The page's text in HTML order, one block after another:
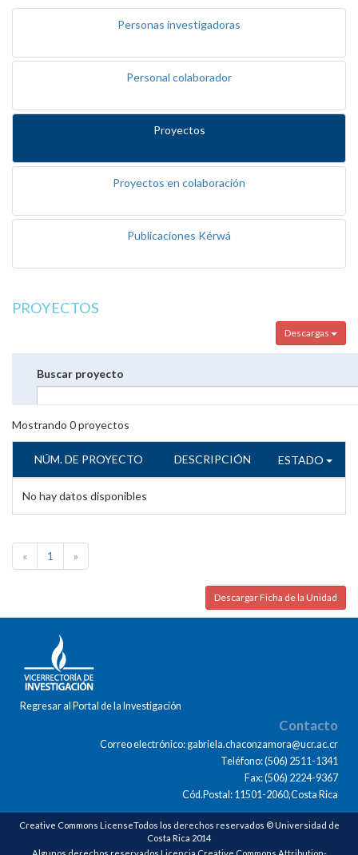
Personas investigadoras
Personal colaborador
Proyectos
Proyectos en colaboración
Publicaciones Kérwá
PROYECTOS
Descargas
Buscar proyecto
Mostrando 0proyectos
NÚM. DE PROYECTO DESCRIPCIÓN ESTADO
No hay datos disponibles
« 1 »
Descargar Ficha de la Unidad
Regresar al Portal de la Investigación
Contacto
Correo electrónico: gabriela.chaconzamora@ucr.ac.cr
Teléfono: (506) 2511-1341
Fax: (506) 2224-9367
Cód.Postal: 11501-2060,Costa Rica
Creative Commons LicenseTodos los derechos reservados © Universidad de
Costa Rica 2014